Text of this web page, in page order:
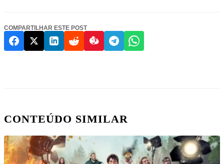
COMPARTILHAR ESTE POST
CONTEÚDO SIMILAR